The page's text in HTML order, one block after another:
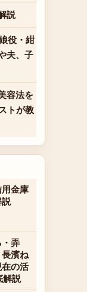
説
役・紺
夫、子
容法を
トが教
金庫
説
・弄
濱ね
の活
解説